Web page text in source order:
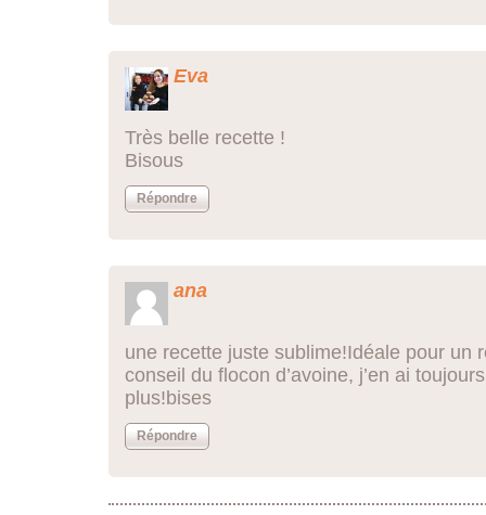
Eva
Très belle recette !
Bisous
Répondre
ana
une recette juste sublime!Idéale pour un
conseil du flocon d’avoine, j’en ai
plus!bises
Répondre